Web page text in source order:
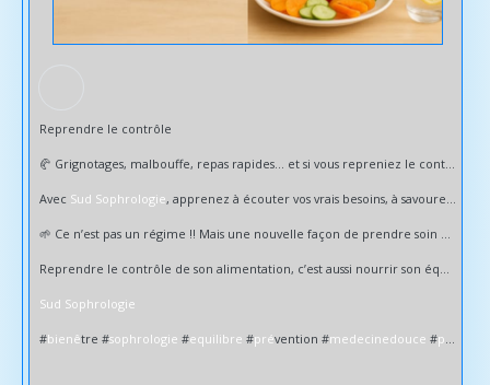
Reprendre le contrôle
🥐 Grignotages, malbouffe, repas rapides… et si vous repreniez le contrôle ?
Avec Sud Sophrologie, apprenez à écouter vos vrais besoins, à savourer l’instant présent et à retrouver le plaisir d’une alimentation équilibrée.
🌱 Ce n’est pas un régime !! Mais une nouvelle façon de prendre soin de vous.
Reprendre le contrôle de son alimentation, c’est aussi nourrir son équilibre intérieur.
Sud Sophrologie
#bienêtre #sophrologie #equilibre #prévention #medecinedouce #prendresoindesoi